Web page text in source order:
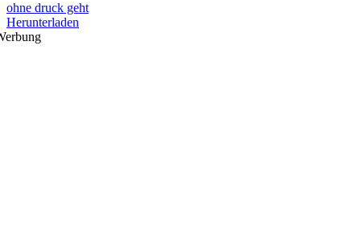
ohne druck geht
Herunterladen